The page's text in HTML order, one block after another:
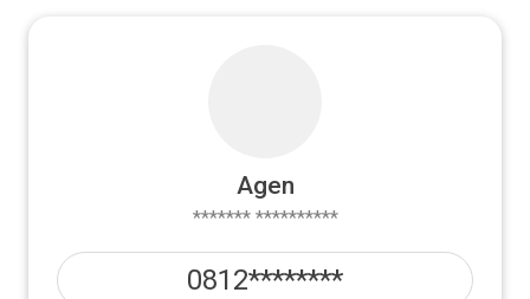
Agen
******* **********
0812********